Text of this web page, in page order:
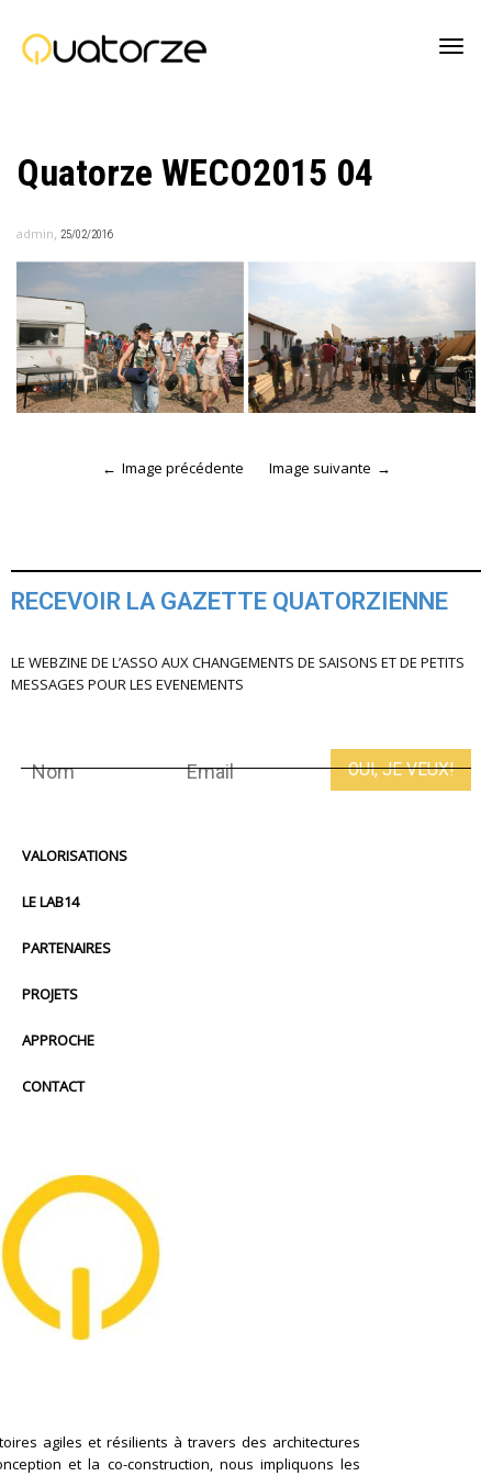
Quatorze WECO2015 04
admin, 25/02/2016
Image précédente Image suivante
RECEVOIR LA GAZETTE QUATORZIENNE
LE WEBZINE DE L’ASSO AUX CHANGEMENTS DE SAISONS ET DE PETITS
MESSAGES POUR LES EVENEMENTS
VALORISATIONS
LE LAB14
PARTENAIRES
PROJETS
APPROCHE
CONTACT
agiles et résilients à travers des architectures
et la co-construction, nous impliquons les